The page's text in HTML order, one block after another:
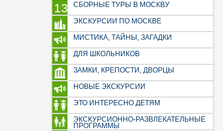
13 СБОРНЫЕ ТУРЫ В МОСКВУ
ЭКСКУРСИИ ПО МОСКВЕ
МИСТИКА, ТАЙНЫ, ЗАГАДКИ
ДЛЯ ШКОЛЬНИКОВ
ЗАМКИ, КРЕПОСТИ, ДВОРЦЫ
НОВЫЕ ЭКСКУРСИИ
ЭТО ИНТЕРЕСНО ДЕТЯМ
ЭКСКУРСИОННО-РАЗВЛЕКАТЕЛЬНЫЕ
ПРОГРАММЫ